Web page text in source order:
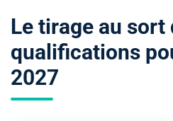
Le tirage au sort
qualifications
2027